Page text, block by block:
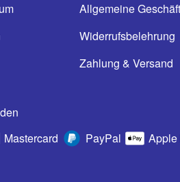
Allgemeine
Widerrufsbelehrung
Zahlung & Versand
Mastercard PayPal Apple